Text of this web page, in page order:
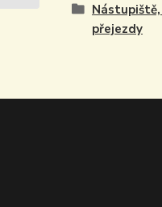
přejezdy